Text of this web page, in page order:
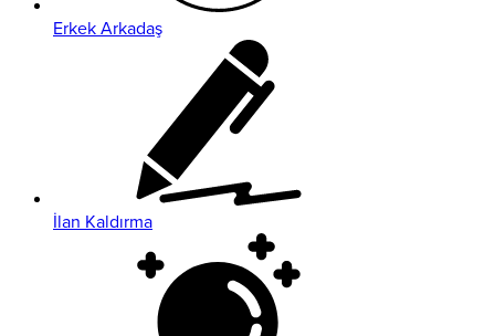
Erkek Arkadaş
İlan Kaldırma